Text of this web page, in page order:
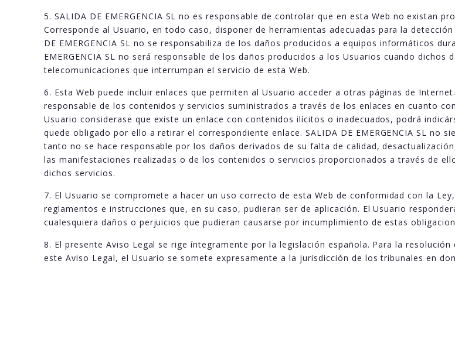
5. SALIDA DE EMERGENCIA SL no es responsable de controlar que en esta Web no
Corresponde al Usuario, en todo caso, disponer de herramientas adecuadas para la
DE EMERGENCIA SL no se responsabiliza de los daños producidos a equipos informáticos
EMERGENCIA SL no será responsable de los daños producidos a los Usuarios cuando
telecomunicaciones que interrumpan el servicio de esta Web.
6. Esta Web puede incluir enlaces que permiten al Usuario acceder a otras páginas de
responsable de los contenidos y servicios suministrados a través de los enlaces en cuanto
Usuario considerase que existe un enlace con contenidos ilícitos o inadecuados, podrá
quede obligado por ello a retirar el correspondiente enlace. SALIDA DE EMERGENCIA SL no
tanto no se hace responsable por los daños derivados de su falta de calidad,
las manifestaciones realizadas o de los contenidos o servicios proporcionados a través de
dichos servicios.
7. El Usuario se compromete a hacer un uso correcto de esta Web de conformidad con la
reglamentos e instrucciones que, en su caso, pudieran ser de aplicación. El Usuario
cualesquiera daños o perjuicios que pudieran causarse por incumplimiento de estas
8. El presente Aviso Legal se rige íntegramente por la legislación española. Para la
este Aviso Legal, el Usuario se somete expresamente a la jurisdicción de los tribunales en